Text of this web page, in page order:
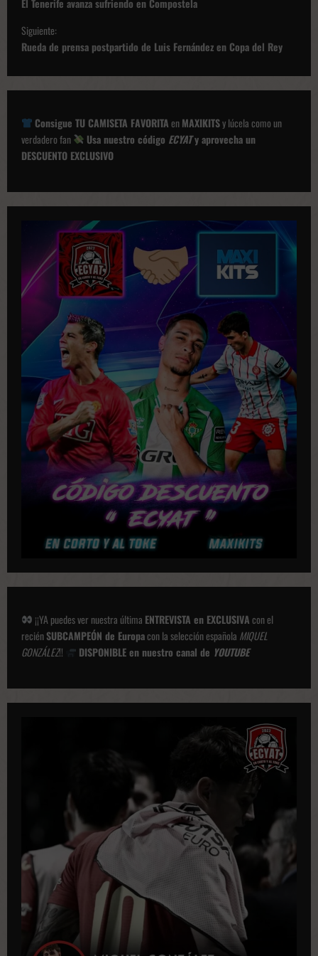
v
e
a
i
ó
d
u
b
c
a
o
Siguiente:
Rueda de prensa postpartido de Luis Fernández en Copa del Rey
Consigue TU CAMISETA FAVORITAenMAXIKITSy lúcela como un
verdadero fan
Usa nuestro código ECYATy aprovecha un
DESCUENTO EXCLUSIVO
¡¡YA puedes ver nuestra última ENTREVISTA en EXCLUSIVAcon el
reciénSUBCAMPEÓN de Europacon la selección española MIQUEL
GONZÁLEZ!! DISPONIBLE en nuestro canal de YOUTUBE